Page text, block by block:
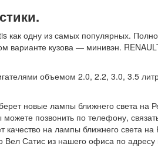
как одну из самых популярных.
варианте кузова — минивэн.
объемом 2.0, 2.2, 3.0, 3.5
новые лампы ближнего света на
позвонить по телефону,
качество на лампы ближнего света
Сатис из нашего офиса по адресу